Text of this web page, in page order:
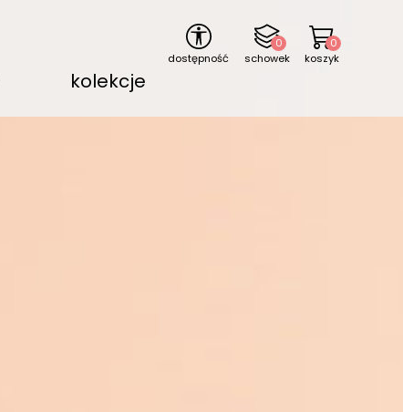
dostępność
0
schowek
0
koszyk
kolekcje